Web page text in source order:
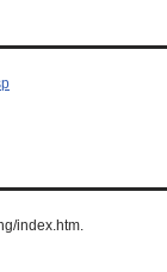
index.htm.